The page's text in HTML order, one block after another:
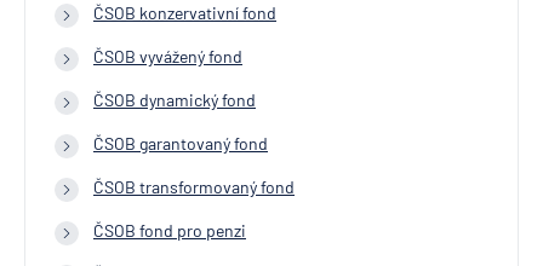
ČSOB konzervativní fond
ČSOB vyvážený fond
ČSOB dynamický fond
ČSOB garantovaný fond
ČSOB transformovaný fond
ČSOB fond pro penzi